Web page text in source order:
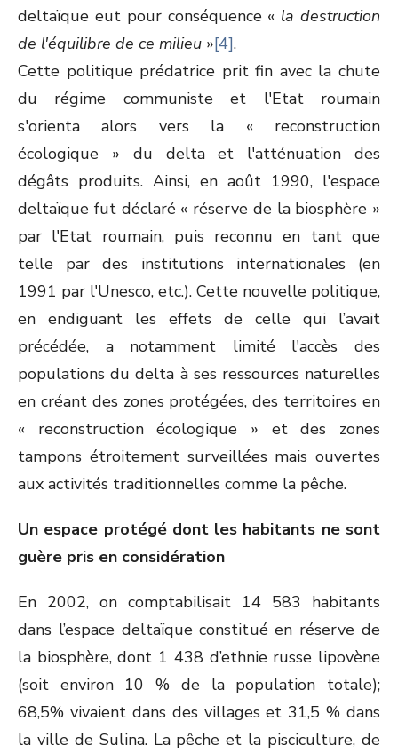
deltaïque eut pour conséquence « la destruction
de l'équilibre de ce milieu »[4].
Cette politique prédatrice prit fin avec la chute
du régime communiste et l'Etat roumain
s'orienta alors vers la « reconstruction
écologique » du delta et l'atténuation des
dégâts produits. Ainsi, en août 1990, l'espace
deltaïque fut déclaré « réserve de la biosphère »
par l'Etat roumain, puis reconnu en tant que
telle par des institutions internationales (en
1991 par l'Unesco, etc.). Cette nouvelle politique,
en endiguant les effets de celle qui l’avait
précédée, a notamment limité l'accès des
populations du delta à ses ressources naturelles
en créant des zones protégées, des territoires en
« reconstruction écologique » et des zones
tampons étroitement surveillées mais ouvertes
aux activités traditionnelles comme la pêche.
Un espace protégé dont les habitants ne sont
guère pris en considération
En 2002, on comptabilisait 14 583 habitants
dans l’espace deltaïque constitué en réserve de
la biosphère, dont 1 438 d’ethnie russe lipovène
(soit environ 10 % de la population totale);
68,5% vivaient dans des villages et 31,5 % dans
la ville de Sulina. La pêche et la pisciculture, de